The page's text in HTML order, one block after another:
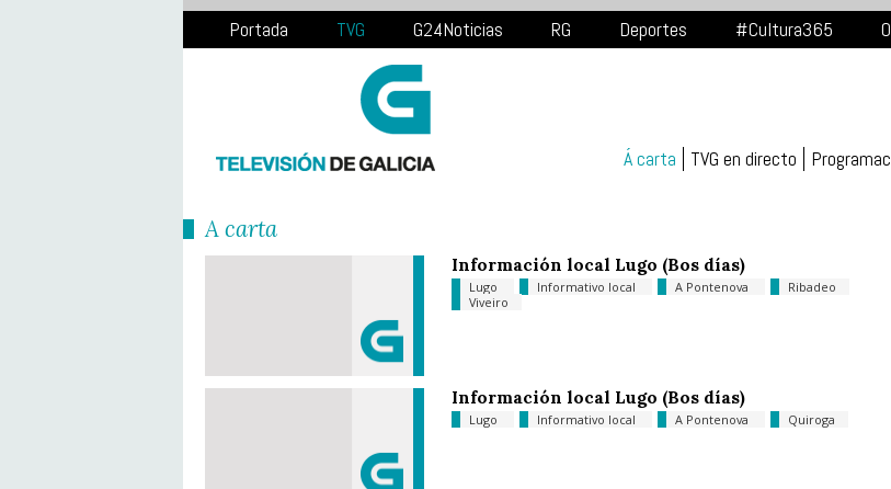
Portada TVG G24Noticias RG Deportes #Cultura365
Á carta TVG en directo
Á carta
Información local Lugo (Bos días)
Lugo Informativo local A Pontenova
Ribadeo
Viveiro
Información local Lugo (Bos días)
Lugo Informativo local A Pontenova Quiroga